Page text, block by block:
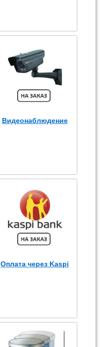
Видеонаблюдение
Оплата через Kaspi